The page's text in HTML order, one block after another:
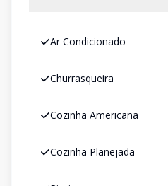
Ar Condicionado
Churrasqueira
Cozinha Americana
Cozinha Planejada